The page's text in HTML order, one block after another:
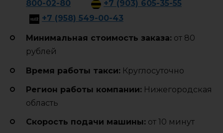
800-02-80
+7 (903) 605-35-55
+7 (958) 549-00-43
Минимальная стоимость заказа: от 80
рублей
Время работы такси: Круглосуточно
Регион работы компании: Нижегородская
область
Cкорость подачи машины: от 10 минут